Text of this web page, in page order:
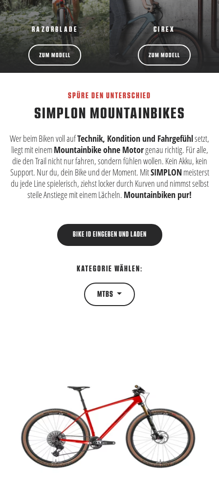
RAZORBLADE
ZUM MODELL
CIREX
ZUM MODELL
SPÜRE DEN UNTERSCHIED
SIMPLON MOUNTAINBIKES
Wer beim Biken voll aufTechnik, Kondition und Fahrgefühlsetzt,
liegt mit einemMountainbike ohne Motorgenau richtig. Für alle,
die den Trail nicht nur fahren, sondern fühlen wollen. Kein Akku, kein
Support. Nur du, dein Bike und der Moment. MitSIMPLONmeisterst
du jede Line spielerisch, ziehst locker durch Kurven und nimmst selbst
steile Anstiege mit einem Lächeln. Mountainbiken pur!
BIKE ID EINGEBEN UND LADEN
KATEGORIE WÄHLEN:
MTBS